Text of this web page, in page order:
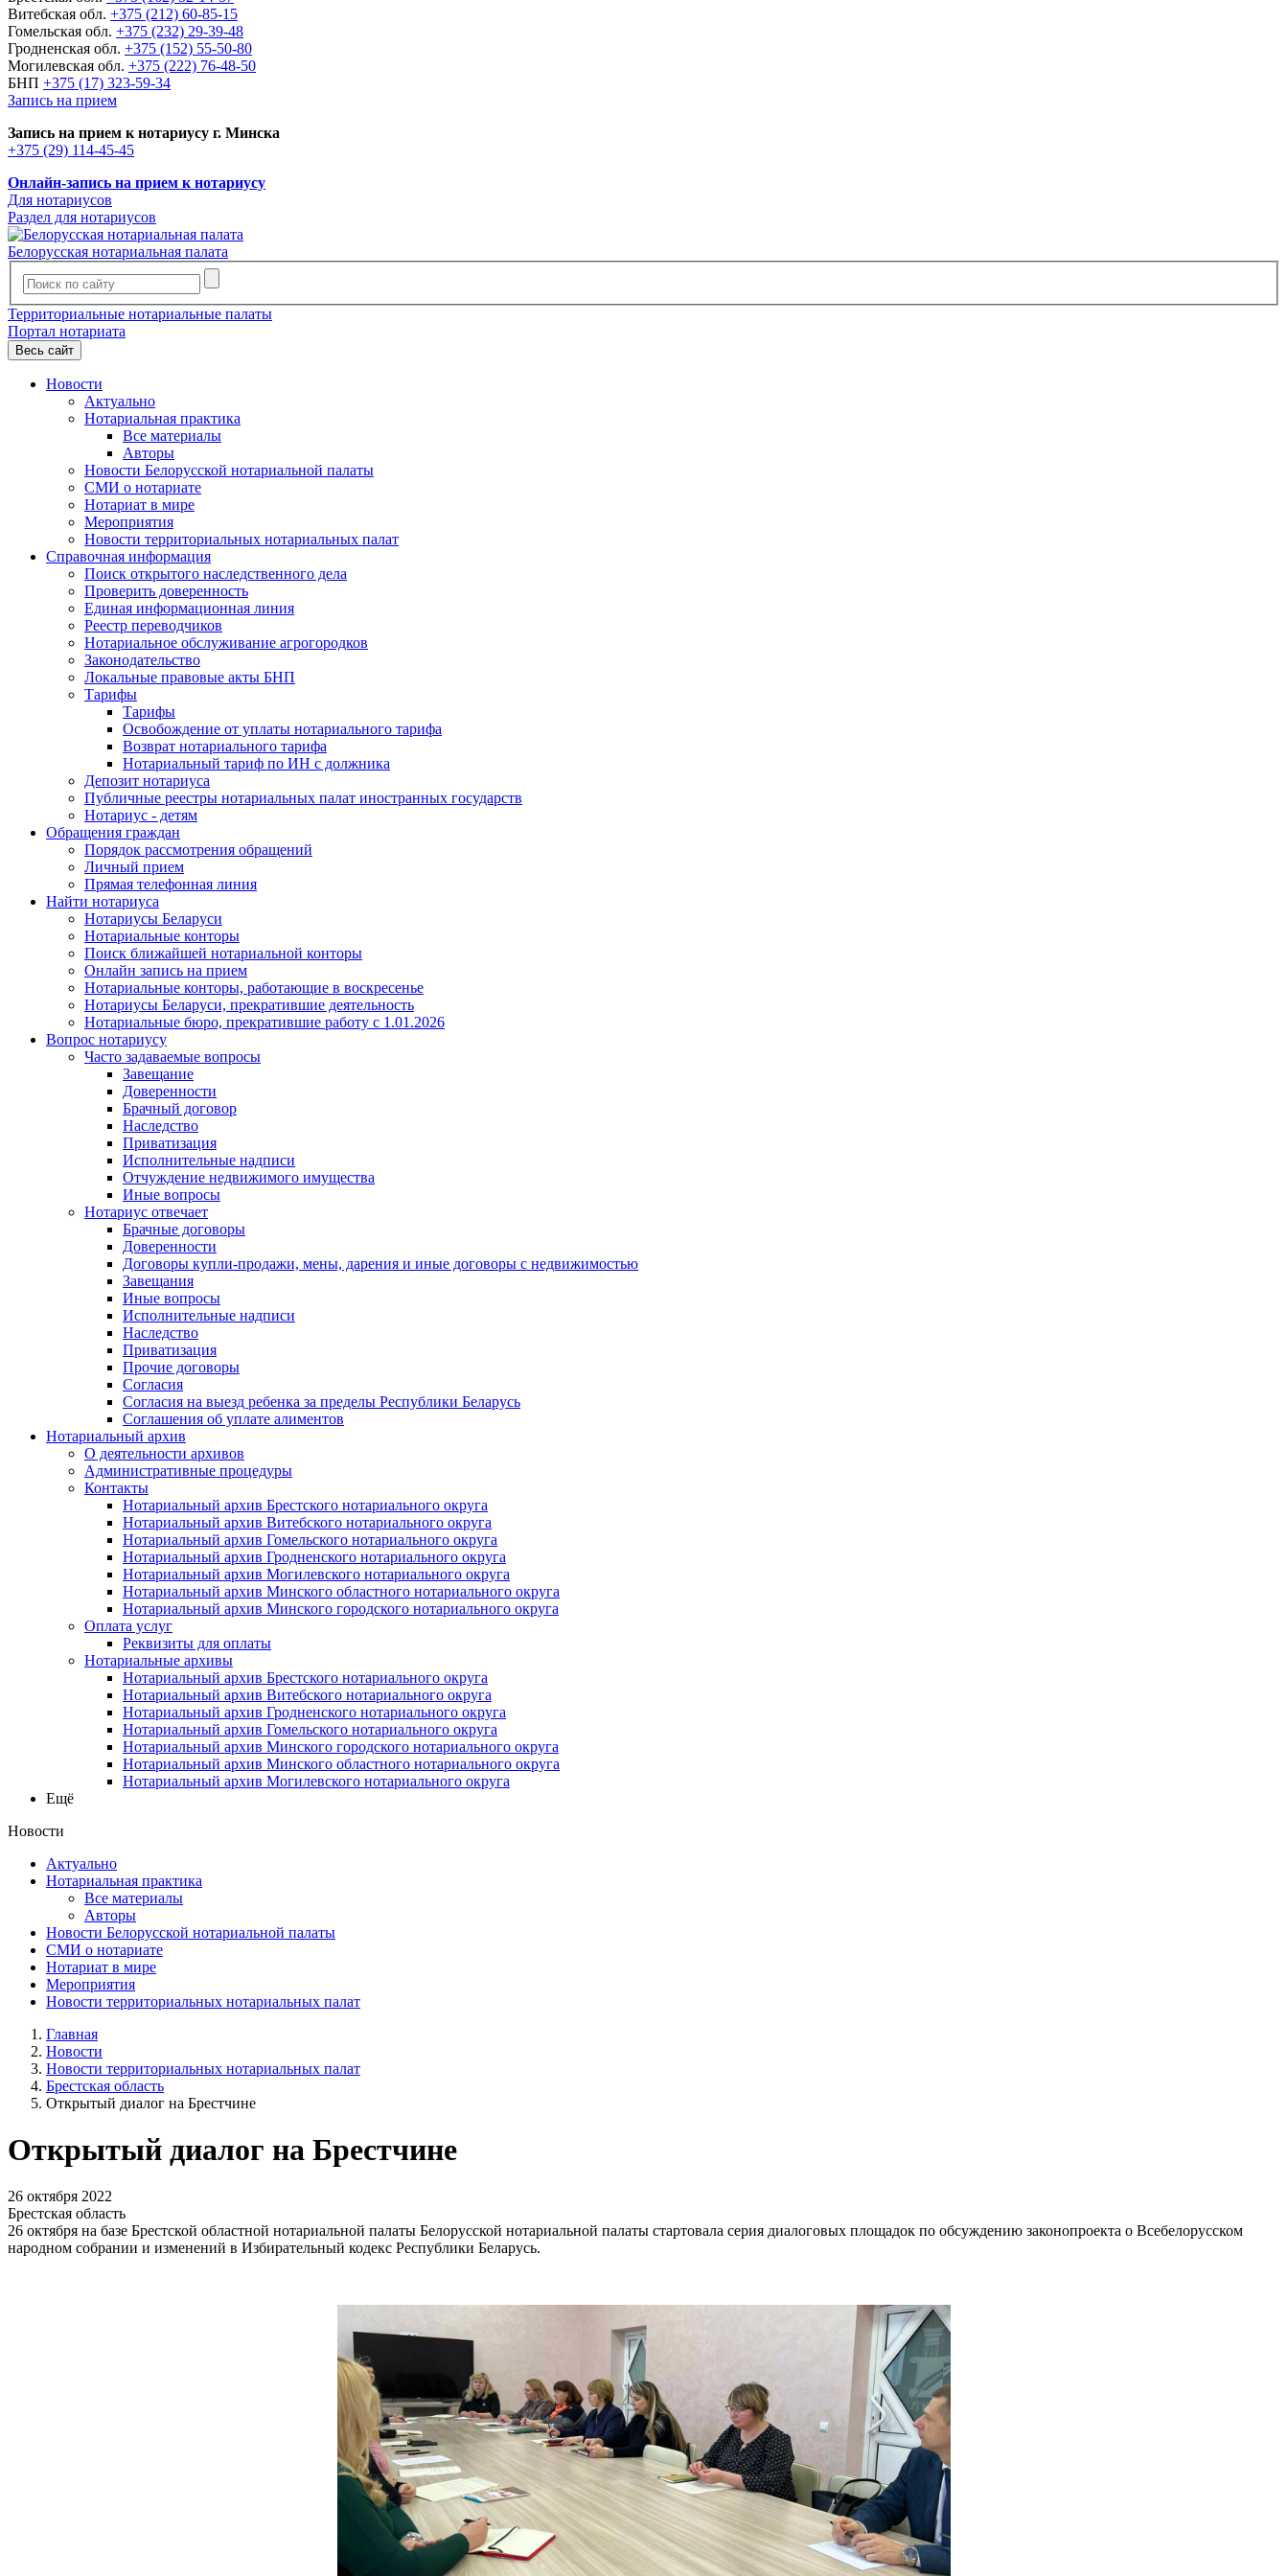
Витебская обл. +375 (212) 60-85-15
Гомельская обл. +375 (232) 29-39-48
Гродненская обл. +375 (152) 55-50-80
Могилевская обл. +375 (222) 76-48-50
БНП +375 (17) 323-59-34
Запись на прием
Запись на прием к нотариусу г. Минска
+375 (29) 114-45-45
Онлайн-запись на прием к нотариусу
Для нотариусов
Раздел для нотариусов
Белорусская нотариальная палата
Территориальные нотариальные палаты
Портал нотариата
Весь сайт
Новости
Актуально
Нотариальная практика
Все материалы
Авторы
Новости Белорусской нотариальной палаты
СМИ о нотариате
Нотариат в мире
Мероприятия
Новости территориальных нотариальных палат
Справочная информация
Поиск открытого наследственного дела
Проверить доверенность
Единая информационная линия
Реестр переводчиков
Нотариальное обслуживание агрогородков
Законодательство
Локальные правовые акты БНП
Тарифы
Тарифы
Освобождение от уплаты нотариального тарифа
Возврат нотариального тарифа
Нотариальный тариф по ИН с должника
Депозит нотариуса
Публичные реестры нотариальных палат иностранных государств
Нотариус - детям
Обращения граждан
Порядок рассмотрения обращений
Личный прием
Прямая телефонная линия
Найти нотариуса
Нотариусы Беларуси
Нотариальные конторы
Поиск ближайшей нотариальной конторы
Онлайн запись на прием
Нотариальные конторы, работающие в воскресенье
Нотариусы Беларуси, прекратившие деятельность
Нотариальные бюро, прекратившие работу с 1.01.2026
Вопрос нотариусу
Часто задаваемые вопросы
Завещание
Доверенности
Брачный договор
Наследство
Приватизация
Исполнительные надписи
Отчуждение недвижимого имущества
Иные вопросы
Нотариус отвечает
Брачные договоры
Доверенности
Договоры купли-продажи, мены, дарения и иные договоры с недвижимостью
Завещания
Иные вопросы
Исполнительные надписи
Наследство
Приватизация
Прочие договоры
Согласия
Согласия на выезд ребенка за пределы Республики Беларусь
Соглашения об уплате алиментов
Нотариальный архив
О деятельности архивов
Административные процедуры
Контакты
Нотариальный архив Брестского нотариального округа
Нотариальный архив Витебского нотариального округа
Нотариальный архив Гомельского нотариального округа
Нотариальный архив Гродненского нотариального округа
Нотариальный архив Могилевского нотариального округа
Нотариальный архив Минского областного нотариального округа
Нотариальный архив Минского городского нотариального округа
Оплата услуг
Реквизиты для оплаты
Нотариальные архивы
Нотариальный архив Брестского нотариального округа
Нотариальный архив Витебского нотариального округа
Нотариальный архив Гродненского нотариального округа
Нотариальный архив Гомельского нотариального округа
Нотариальный архив Минского городского нотариального округа
Нотариальный архив Минского областного нотариального округа
Нотариальный архив Могилевского нотариального округа
Ещё
Новости
Актуально
Нотариальная практика
Все материалы
Авторы
Новости Белорусской нотариальной палаты
СМИ о нотариате
Нотариат в мире
Мероприятия
Новости территориальных нотариальных палат
Главная
Новости
Новости территориальных нотариальных палат
Брестская область
Открытый диалог на Брестчине
Открытый диалог на Брестчине
26 октября 2022
Брестская область
26 октября на базе Брестской областной нотариальной палаты Белорусской нотариальной палаты стартовала серия диалоговых площадок по обсуждению законопроекта о Всебелорусском
народном собрании и изменений в Избирательный кодекс Республики Беларусь.